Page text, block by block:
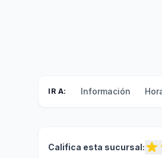
IR A: Información
Califica esta sucursal: